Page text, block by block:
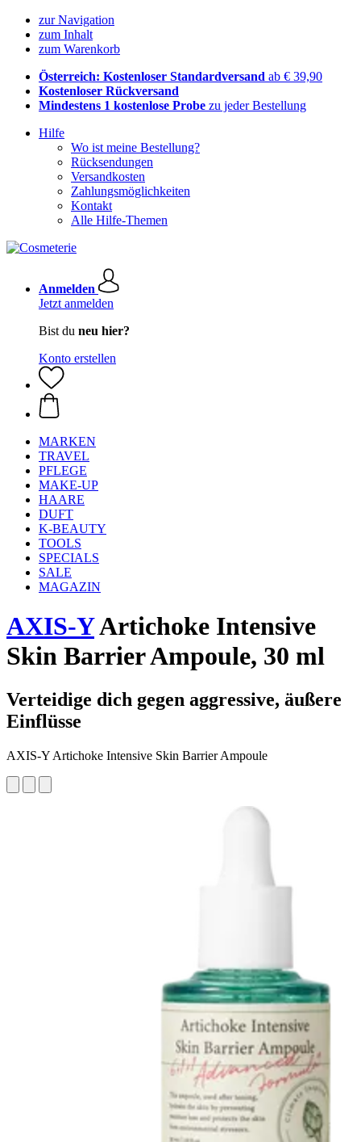
zur Navigation
zum Inhalt
zum Warenkorb
Österreich: Kostenloser Standardversand ab € 39,90
Kostenloser Rückversand
Mindestens 1 kostenlose Probe zu jeder Bestellung
Hilfe
Wo ist meine Bestellung?
Rücksendungen
Versandkosten
Zahlungsmöglichkeiten
Kontakt
Alle Hilfe-Themen
Anmelden
Jetzt anmelden
Bist du neu hier?
Konto erstellen
MARKEN
TRAVEL
PFLEGE
MAKE-UP
HAARE
DUFT
K-BEAUTY
TOOLS
SPECIALS
SALE
MAGAZIN
AXIS-YArtichoke Intensive
Skin Barrier Ampoule, 30 ml
Verteidige dich gegen aggressive, äußere
Einflüsse
AXIS-Y Artichoke Intensive Skin Barrier Ampoule